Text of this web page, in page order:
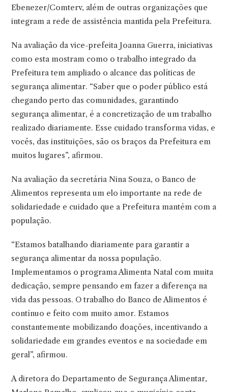
Ebenezer/Comterv, além de outras organizações que
integram a rede de assistência mantida pela Prefeitura.
Na avaliação da vice-prefeita Joanna Guerra, iniciativas
como esta mostram como o trabalho integrado da
Prefeitura tem ampliado o alcance das políticas de
segurança alimentar. “Saber que o poder público está
chegando perto das comunidades, garantindo
segurança alimentar, é a concretização de um trabalho
realizado diariamente. Esse cuidado transforma vidas, e
vocês, das instituições, são os braços da Prefeitura em
muitos lugares”, afirmou.
Na avaliação da secretária Nina Souza, o Banco de
Alimentos representa um elo importante na rede de
solidariedade e cuidado que a Prefeitura mantém com a
população.
“Estamos batalhando diariamente para garantir a
segurança alimentar da nossa população.
Implementamos o programa Alimenta Natal com muita
dedicação, sempre pensando em fazer a diferença na
vida das pessoas. O trabalho do Banco de Alimentos é
contínuo e feito com muito amor. Estamos
constantemente mobilizando doações, incentivando a
solidariedade em grandes eventos e na sociedade em
geral”, afirmou.
A diretora do Departamento de Segurança Alimentar,